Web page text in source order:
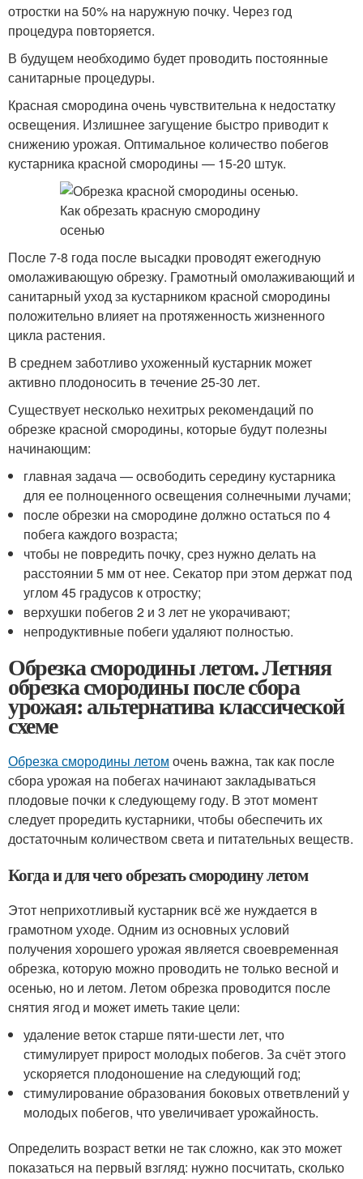
отростки на 50% на наружную почку. Через год
процедура повторяется.
В будущем необходимо будет проводить постоянные
санитарные процедуры.
Красная смородина очень чувствительна к недостатку
освещения. Излишнее загущение быстро приводит к
снижению урожая. Оптимальное количество побегов
кустарника красной смородины — 15-20 штук.
После 7-8 года после высадки проводят ежегодную
омолаживающую обрезку. Грамотный омолаживающий и
санитарный уход за кустарником красной смородины
положительно влияет на протяженность жизненного
цикла растения.
В среднем заботливо ухоженный кустарник может
активно плодоносить в течение 25-30 лет.
Существует несколько нехитрых рекомендаций по
обрезке красной смородины, которые будут полезны
начинающим:
главная задача — освободить середину кустарника
для ее полноценного освещения солнечными лучами;
после обрезки на смородине должно остаться по 4
побега каждого возраста;
чтобы не повредить почку, срез нужно делать на
расстоянии 5 мм от нее. Секатор при этом держат под
углом 45 градусов к отростку;
верхушки побегов 2 и 3 лет не укорачивают;
непродуктивные побеги удаляют полностью.
Обрезка смородины летом. Летняя
обрезка смородины после сбора
урожая: альтернатива классической
схеме
Обрезка смородины летом очень важна, так как после
сбора урожая на побегах начинают закладываться
плодовые почки к следующему году. В этот момент
следует проредить кустарники, чтобы обеспечить их
достаточным количеством света и питательных веществ.
Когда и для чего обрезать смородину летом
Этот неприхотливый кустарник всё же нуждается в
грамотном уходе. Одним из основных условий
получения хорошего урожая является своевременная
обрезка, которую можно проводить не только весной и
осенью, но и летом. Летом обрезка проводится после
снятия ягод и может иметь такие цели:
удаление веток старше пяти-шести лет, что
стимулирует прирост молодых побегов. За счёт этого
ускоряется плодоношение на следующий год;
стимулирование образования боковых ответвлений у
молодых побегов, что увеличивает урожайность.
Определить возраст ветки не так сложно, как это может
показаться на первый взгляд: нужно посчитать, сколько